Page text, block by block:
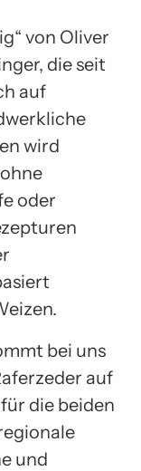
von Oliver
die seit
auf
wird
oder
bei uns
auf
die beiden
und